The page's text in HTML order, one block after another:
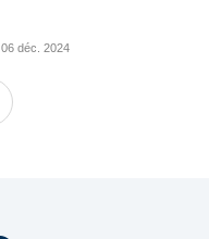
06 déc. 2024